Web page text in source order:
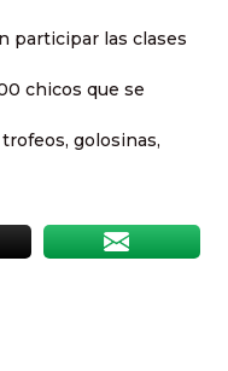
participar las clases
chicos que se
golosinas,